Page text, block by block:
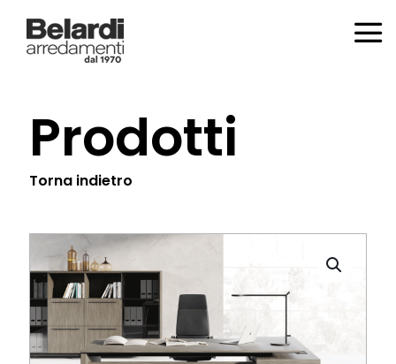
Prodotti
Torna indietro